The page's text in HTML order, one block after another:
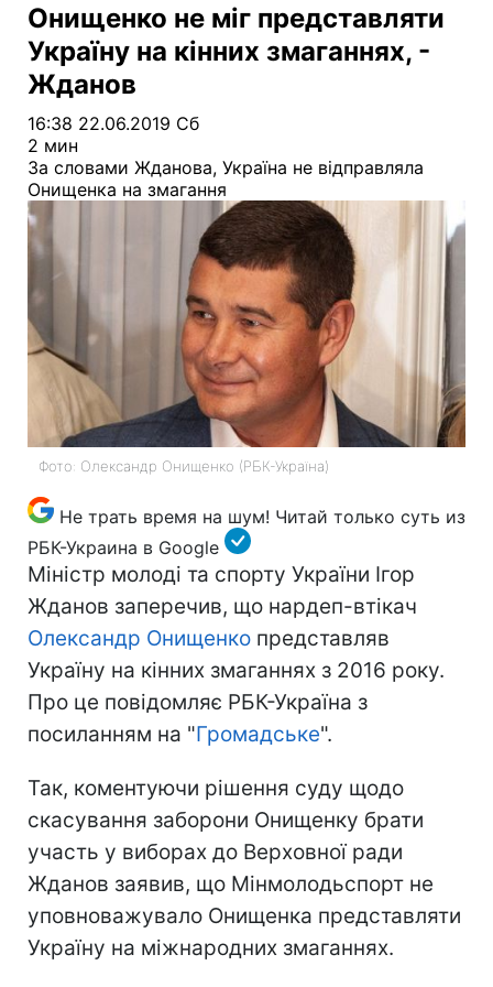
Онищенко не міг представляти
Україну на кінних змаганнях, -
Жданов
16:38 22.06.2019 Сб
2 мин
За словами Жданова, Україна не відправляла
Онищенка на змагання
Фото: Олександр Онищенко (РБК-Україна)
Не трать время на шум! Читай только суть из
РБК-Украина в Google
Міністр молоді та спорту України Ігор
Жданов заперечив, що нардеп-втікач
Олександр Онищенко представляв
Україну на кінних змаганнях з 2016 року.
Про це повідомляє РБК-Україна з
посиланням на "Громадське".
Так, коментуючи рішення суду щодо
скасування заборони Онищенку брати
участь у виборах до Верховної ради
Жданов заявив, що Мінмолодьспорт не
уповноважувало Онищенка представляти
Україну на міжнародних змаганнях.